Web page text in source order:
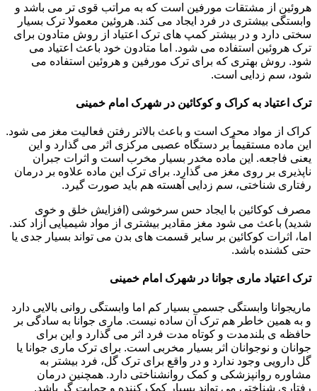
هروئین از مشتقات مورفین است که به مراتب قوی تر می باشد و
وابستگی بیشتری در فرد ایجاد می کند. هروئین معمولا ترک بسیار
سختی دارد و در بیشتر کمپ های ترک اعتیاد از روش متادون برای
ترک هروئین استفاده می شود. اما متادون خود باعث اعتیاد می
شود. روش بهتری که برای ترک مورفین و هروئین استفاده می
شود، سم زدایی است.
ترک اعتیاد به کراک و کوکائین در شهرک امام خمینی
کراک از مواد محرک است و باعث بالاتر رفتن فعالیت مغز می شود.
این ماده مستقیماً بر دستگاه عصبی مرکزی اثر می گذارد و این
یعنی فاجعه. این ماده مخدر بسیار مخرب است و اثرات جبران
ناپذیری بر روی مغز می گذارد. برای ترک این ماده علاوه بر درمان
رفتاری شناختی، سم زدایی آهسته هم باید صورت گیرد.
مصرف کوکائین با ایجاد حس سرخوشی (افزایش خلق و خوی
شدید) باعث می شود مغز مقادیر بیشتری از مواد شیمیایی آزاد کند.
اما، اثرات کوکائین بر سایر قسمت های بدن می تواند بسیار جدی یا
حتی کشنده باشد.
ترک اعتیاد ماری جوانا در شهرک امام خمینی
ماریجوانا وابستگی جسمی بسیار کم اما وابستگی روانی بالایی دارد
و به همین خاطر هم ترک آن ساده نیست. ماری جوانا به سادگی بر
حافظه ی بلندمدت و کوتاه مدت فرد اثر می گذارد و این برای
جوانان و نوجوانان اثر بسیار مخربی است. برای ترک ماری جوانا یا
گل دارویی وجود ندارد و در واقع برای ترک گل، فرد بیشتر به
مشاوره روانپزشکی و کمک روانشناختی دارد. همچنین درمان
رفتاری شناختی می تواند بسیار کمک کننده و حمایت گر باشد.